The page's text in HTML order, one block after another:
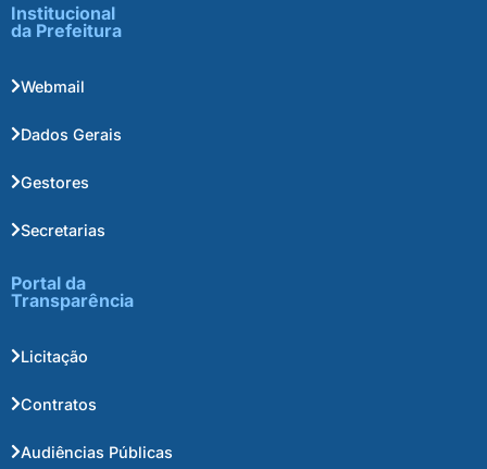
Institucional
da Prefeitura
Webmail
Dados Gerais
Gestores
Secretarias
Portal da
Transparência
Licitação
Contratos
Audiências Públicas